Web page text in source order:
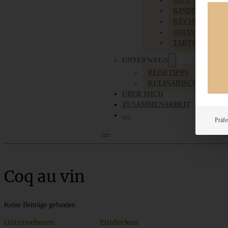
UNTERWEGS
REISETIPPS
KULINARISCH
ÜBER MICH
ZUSAMMENARBEIT
Coq au vin
Keine Beiträge gefunden
Unternehmen Entdecken